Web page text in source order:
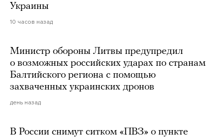
Украины
10 часов назад
Министр обороны Литвы предупредил
о возможных российских ударах по странам
Балтийского региона с помощью
захваченных украинских дронов
день назад
В России снимут ситком «ПВЗ» о пункте